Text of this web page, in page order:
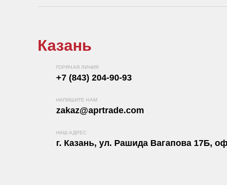
Казань
ГОРЯЧАЯ ЛИНИЯ
+7 (843) 204-90-93
НАПИШИТЕ НАМ
zakaz@aprtrade.com
НАШ АДРЕС
г. Казань, ул. Рашида Вагапова 17Б,